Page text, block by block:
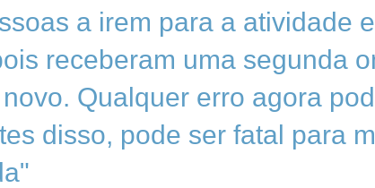
a irem para a atividade
receberam uma segunda
Qualquer erro agora
disso, pode ser fatal para